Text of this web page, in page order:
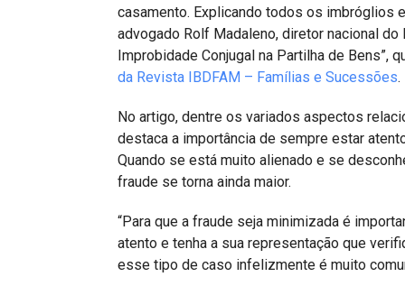
IBDFAM Educacional
casamento. Explicando todos os imbróglios
advogado Rolf Madaleno, diretor nacional do
Improbidade Conjugal na Partilha de Bens”,
da Revista IBDFAM – Famílias e Sucessões.
No artigo, dentre os variados aspectos
destaca a importância de sempre estar
Quando se está muito alienado e se
fraude se torna ainda maior.
“Para que a fraude seja minimizada é
atento e tenha a sua representação que
esse tipo de caso infelizmente é muito